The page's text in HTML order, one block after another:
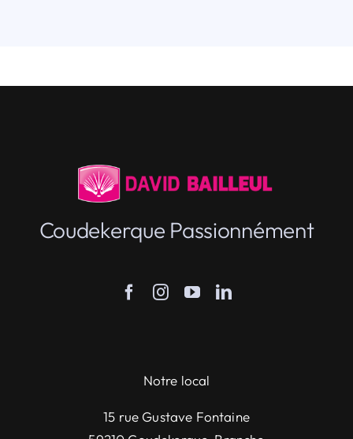
Coudekerque Passionnément
Notre local
15 rue Gustave Fontaine